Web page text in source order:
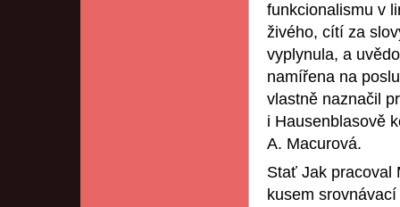
funkcionalismu v
živého, cítí za
vyplynula, a
namířena na
vlastně naznačil
i Hausenblasově
A. Macurová.
Stať Jak pracoval
kusem